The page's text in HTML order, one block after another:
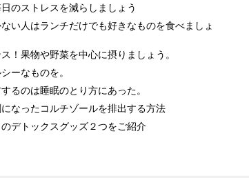
のストレスを減らしましょう
人はランチだけでも好きなものを食べましょ
果物や野菜を中心に摂りましょう。
ーなものを。
のは睡眠のとり方にあった。
なったコルチゾールを排出する方法
デトックスグッズ２つをご紹介